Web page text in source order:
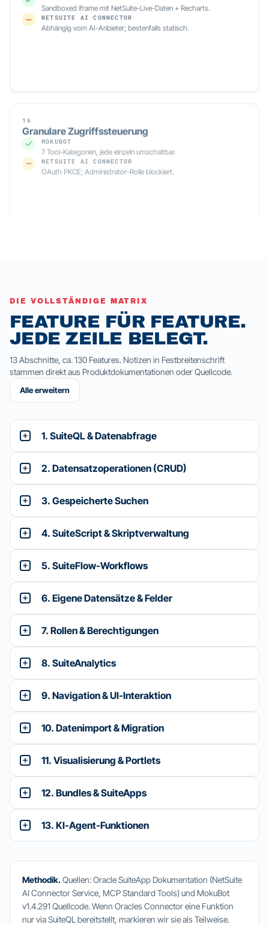
NETSUITE AI CONNECTOR
Abhängig vom AI-Anbieter; bestenfalls statisch.
7 Tool-Kategorien, jede einzeln umschaltbar.
NETSUITE AI CONNECTOR
OAuth PKCE; Administrator-Rolle blockiert.
DIE VOLLSTÄNDIGE MATRIX
FEATURE FÜR FEATURE.
JEDE ZEILE BELEGT.
13 Abschnitte, ca. 130 Features. Notizen in Festbreitenschrift
stammen direkt aus Produktdokumentationen oder Quellcode.
Alle erweitern
1. SuiteQL & Datenabfrage
2. Datensatzoperationen (CRUD)
3. Gespeicherte Suchen
4. SuiteScript & Skriptverwaltung
5. SuiteFlow-Workflows
6. Eigene Datensätze & Felder
7. Rollen & Berechtigungen
8. SuiteAnalytics
9. Navigation & UI-Interaktion
10. Datenimport & Migration
11. Visualisierung & Portlets
12. Bundles & SuiteApps
13. KI-Agent-Funktionen
Methodik.Quellen: Oracle SuiteApp Dokumentation (NetSuite
AI Connector Service, MCP Standard Tools) und MokuBot
v1.4.291 Quellcode. Wenn Oracles Connector eine Funktion
nur via SuiteQL bereitstellt, markieren wir sie alsTeilweise.